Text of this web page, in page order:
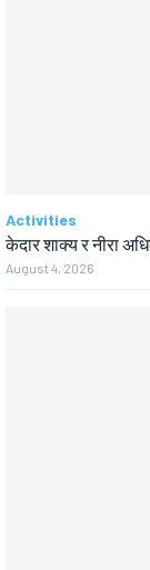
Activities
केदार शाक्य र नीरा
August 4, 2026